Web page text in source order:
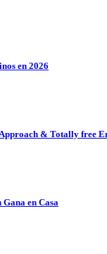
en 2026
Approach & Totally free
en Casa